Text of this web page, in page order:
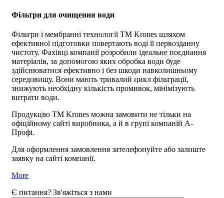
Фільтри для очищення води
Фільтри і мембранні технології ТМ Krones шляхом
ефективної підготовки повертають воді її первозданну
чистоту. Фахівці компанії розробили ідеальне поєднання
матеріалів, за допомогою яких обробка води буде
здійснюватися ефективно і без шкоди навколишньому
середовищу. Вони мають тривалий цикл фільтрації,
знижують необхідну кількість промивок, мінімізують
витрати води.
Продукцію ТМ Krones можна замовити не тільки на
офіційному сайті виробника, а й в групі компаній А-
Профі.
Для оформлення замовлення зателефонуйте або залиште
заявку на сайті компанії.
More
Є питання? Зв'яжіться з нами